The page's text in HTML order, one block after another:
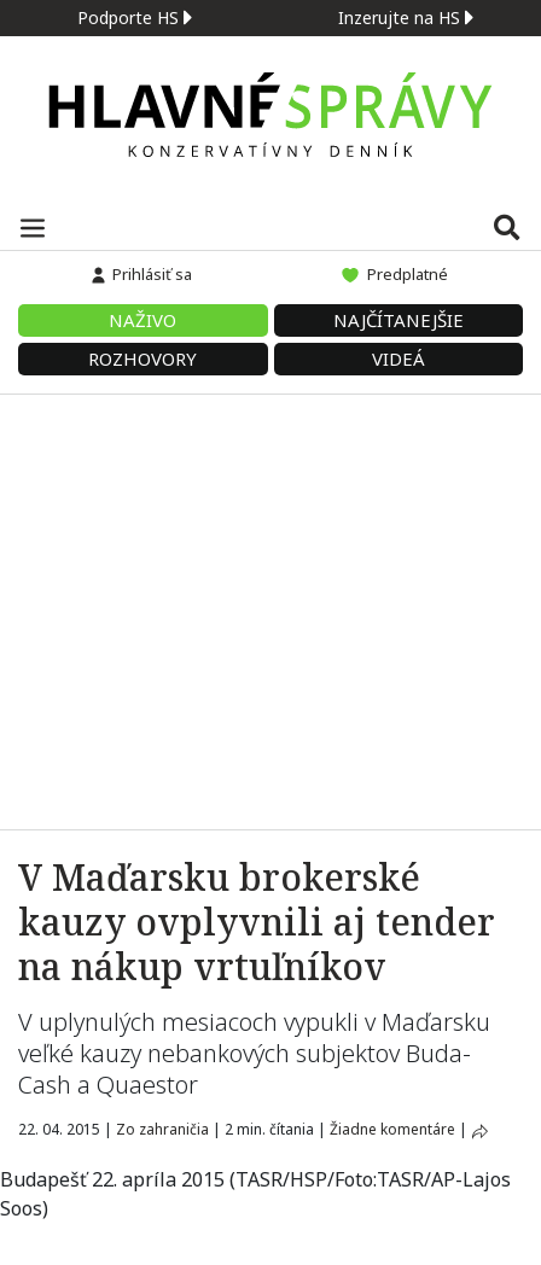
Podporte HS Inzerujte na HS
Prihlásiť sa Predplatné
NAŽIVO
NAJČÍTANEJŠIE
ROZHOVORY
VIDEÁ
V Maďarsku brokerské
kauzy ovplyvnili aj tender
na nákup vrtuľníkov
V uplynulých mesiacoch vypukli v Maďarsku
veľké kauzy nebankových subjektov Buda-
Cash a Quaestor
22. 04. 2015 | Zo zahraničia | 2 min. čítania | Žiadne komentáre |
Budapešť 22. apríla 2015 (TASR/HSP/Foto:TASR/AP-Lajos
Soos)